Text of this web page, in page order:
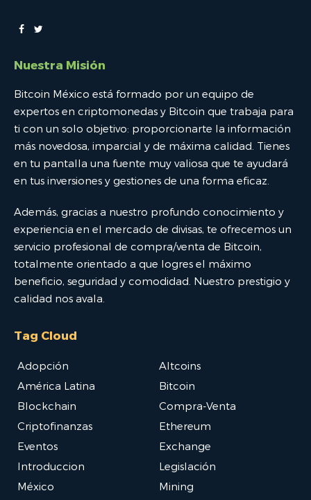
Nuestra Misión
Bitcoin México está formado por un equipo de
expertos en criptomonedas y Bitcoin que trabaja para
ti con un solo objetivo: proporcionarte la información
más novedosa, imparcial y de máxima calidad. Tienes
en tu pantalla una fuente muy valiosa que te ayudará
en tus inversiones y gestiones de una forma eficaz.
Además, gracias a nuestro profundo conocimiento y
experiencia en el mercado de divisas, te ofrecemos un
servicio profesional de compra/venta de Bitcoin,
totalmente orientado a que logres el máximo
beneficio, seguridad y comodidad. Nuestro prestigio y
calidad nos avala.
Tag Cloud
Adopción
Altcoins
América Latina
Bitcoin
Blockchain
Compra-Venta
Criptofinanzas
Ethereum
Eventos
Exchange
Introduccion
Legislación
México
Mining